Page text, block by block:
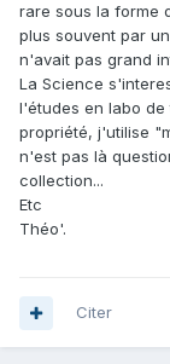
rare sous la forme
plus souvent par
n'avait pas grand
La Science
l'études en labo
propriété, j'utilise
n'est pas là
collection...
Etc
Théo'.
Citer